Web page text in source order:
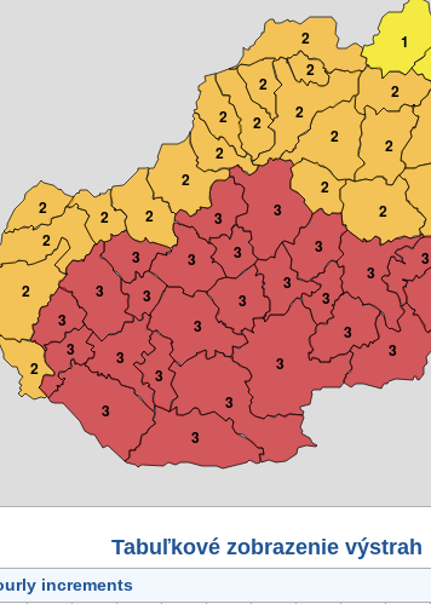
2
2
3
3
3
3
3
3
2
2
3
3
2
2
2
3
2
3
2
2
3
3
3
3
3
3
3
2
2
2
2
2
1
2
2
2
2
3
3
3
3
3
3
3
Tabuľkové zobrazenie výstrah
increments